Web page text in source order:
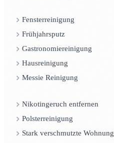
Fensterreinigung
Frühjahrsputz
Gastronomiereinigung
Hausreinigung
Messie Reinigung
Nikotingeruch entfernen
Polsterreinigung
Stark verschmutzte Wohnung